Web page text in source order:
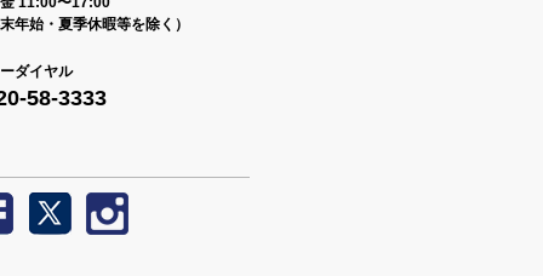
末年始・夏季休暇等を除く）
ダイヤル
58-3333